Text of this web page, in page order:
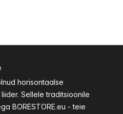
horisontaalse
Sellele traditsioonile
BORESTORE.eu - teie